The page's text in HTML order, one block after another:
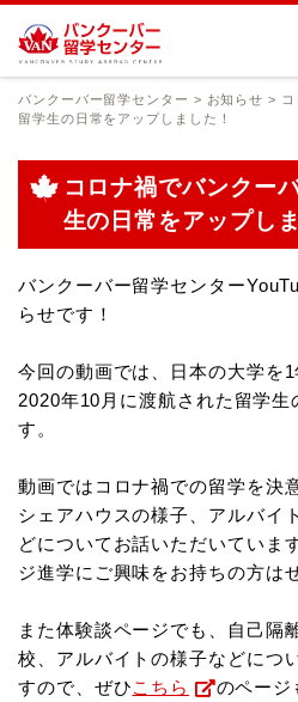
バンクーバー留学センター > お知らせ >
留学生の日常をアップしました！
コロナ禍でバンクー
生の日常をアップし
バンクーバー留学センター
らせです！
今回の動画では、日本の大学を
2020年10月に渡航された留学生
す。
動画ではコロナ禍での留学を決
シェアハウスの様子、アルバイ
どについてお話いただいていま
ジ進学にご興味をお持ちの方は
また体験談ページでも、自己隔
校、アルバイトの様子などにつ
すので、ぜひこちら のページ